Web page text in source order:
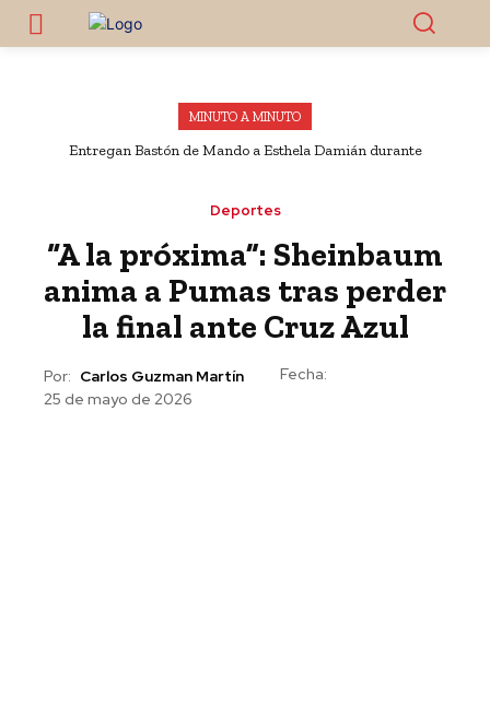
MINUTO A MINUTO
Entregan Bastón de Mando a Esthela Damián durante
Deportes
“A la próxima”: Sheinbaum
anima a Pumas tras perder
la final ante Cruz Azul
Por: Carlos Guzman Martín
Fecha:
25 de mayo de 2026